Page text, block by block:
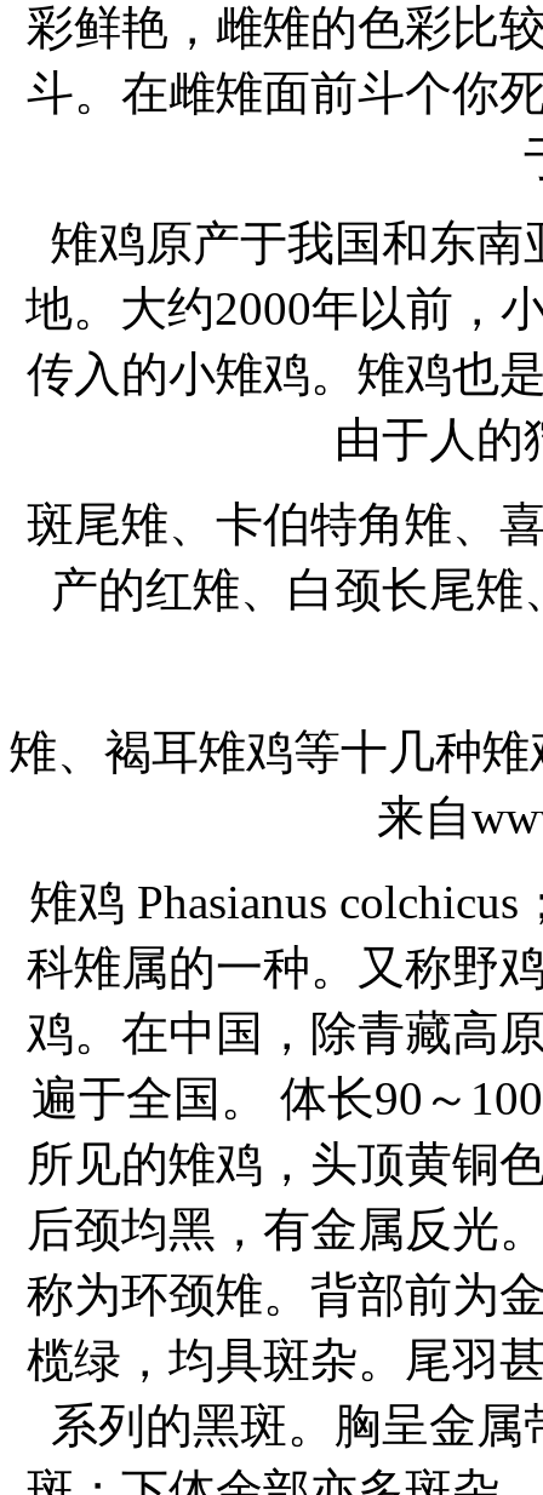
彩鲜艳，雌雉的色彩比
斗。在雌雉面前斗个你
雉鸡原产于我国和东
地。大约2000年以前，
传入的小雉鸡。雉鸡也
由于人的
斑尾雉、卡伯特角雉、
产的红雉、白颈长尾
雉、褐耳雉鸡等十几种
来自
雉鸡 Phasianus
科雉属的一种。又称野
鸡。在中国，除青藏高
遍于全国。 体长90～
所见的雉鸡，头顶黄铜
后颈均黑，有金属反光
称为环颈雉。背部前为
榄绿，均具斑杂。尾羽
系列的黑斑。胸呈金